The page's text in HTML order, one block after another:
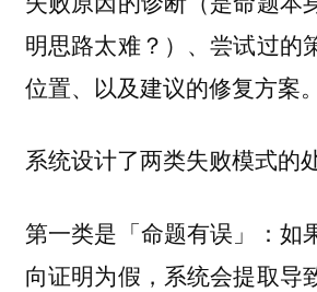
明思路太难？）、尝试过的
位置、以及建议的修复方案。
系统设计了两类失败模式的
第一类是「命题有误」：如
向证明为假，系统会提取导